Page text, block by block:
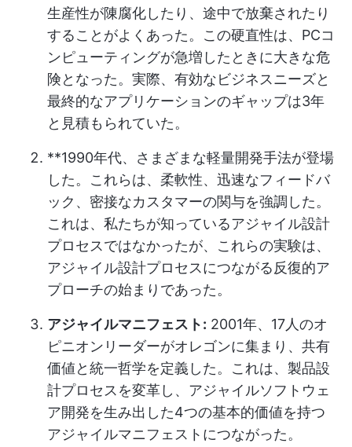
生産性が陳腐化したり、途中で放棄されたり
することがよくあった。この硬直性は、PCコ
ンピューティングが急増したときに大きな危
険となった。実際、有効なビジネスニーズと
最終的なアプリケーションのギャップは3年
と見積もられていた。
**1990年代、さまざまな軽量開発手法が登場
した。これらは、柔軟性、迅速なフィードバ
ック、密接なカスタマーの関与を強調した。
これは、私たちが知っているアジャイル設計
プロセスではなかったが、これらの実験は、
アジャイル設計プロセスにつながる反復的ア
プローチの始まりであった。
アジャイルマニフェスト: 2001年、17人のオ
ピニオンリーダーがオレゴンに集まり、共有
価値と統一哲学を定義した。これは、製品設
計プロセスを変革し、アジャイルソフトウェ
ア開発を生み出した4つの基本的価値を持つ
アジャイルマニフェストにつながった。